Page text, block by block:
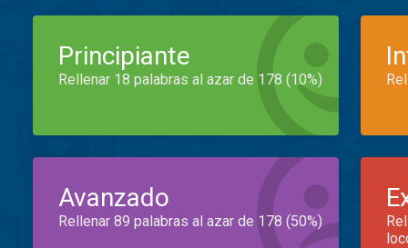
Principiante
Rellenar 18 palabras al azar de 178 (10%)
Avanzado
Rellenar 89 palabras al azar de 178 (50%)